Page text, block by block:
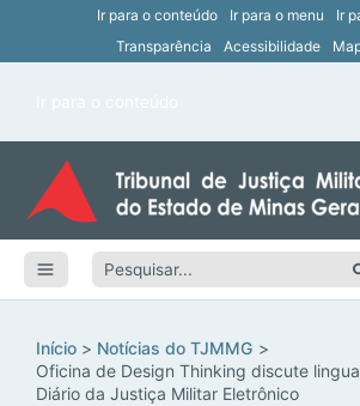
Ir para o conteúdo Ir para o menu
Ir
Transparência
Acessibilidade
Pesquisar:
Início
Notícias do TJMMG
Oficina de Design Thinking discute
Diário da Justiça Militar Eletrônico